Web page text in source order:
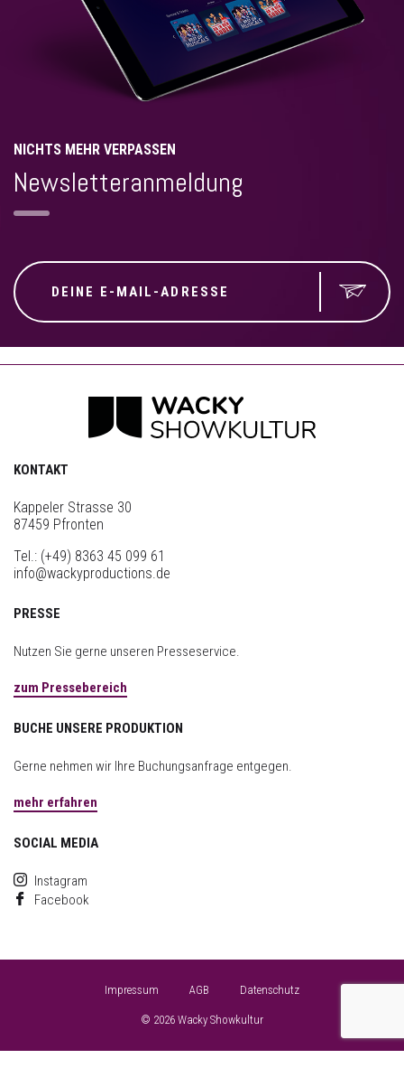
NICHTS MEHR VERPASSEN
Newsletteranmeldung
KONTAKT
Kappeler Strasse 30
87459 Pfronten
Tel.: (+49) 8363 45 099 61
info@wackyproductions.de
PRESSE
Nutzen Sie gerne unseren Presseservice.
zum Pressebereich
BUCHE UNSERE PRODUKTION
Gerne nehmen wir Ihre Buchungsanfrage entgegen.
mehr erfahren
SOCIAL MEDIA
Instagram
Facebook
© 2026 Wacky Showkultur
Impressum AGB Datenschutz